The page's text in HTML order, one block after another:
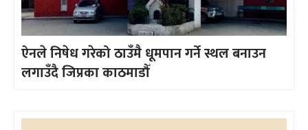
ऐनले निषेध गरेको ठाउँमै धूमपान गर्ने स्थल बनाउन
लगाउँदै जिप्रका काठमाडौँ